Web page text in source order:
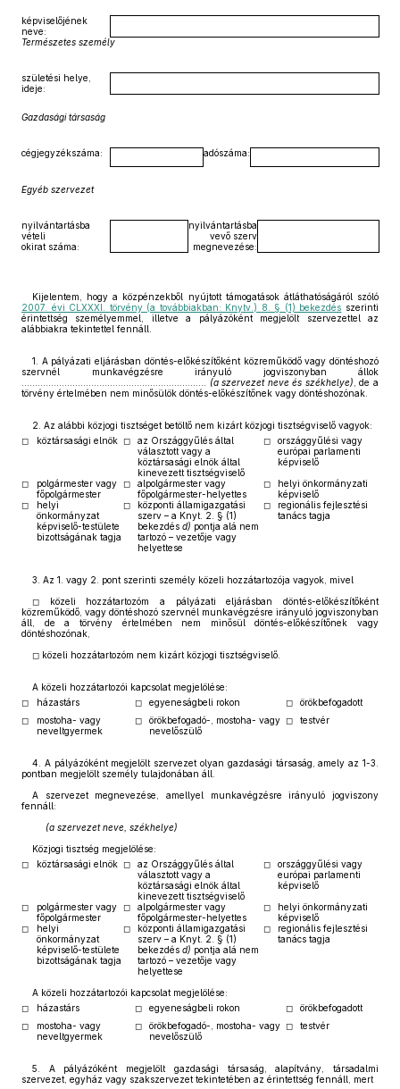
képviselőjének
neve:
Természetes személy
születési helye,
ideje:
Gazdasági társaság
cégjegyzékszáma: adószáma:
Egyéb szervezet
nyilvántartásba
vételi
okirat száma:
nyilvántartásba
vevő szerv
megnevezése:
Kijelentem, hogy a közpénzekből nyújtott támogatások átláthatóságáról szóló
2007. évi CLXXXI. törvény (a továbbiakban: Knytv.) 8. § (1) bekezdés szerinti
érintettség személyemmel, illetve a pályázóként megjelölt szervezettel az
alábbiakra tekintettel fennáll.
1.
A pályázati eljárásban döntés-előkészítőként közreműködő vagy döntéshozó
szervnél munkavégzésre irányuló jogviszonyban állok
(a szervezet neve és székhelye) , de a
törvény értelmében nem minősülök döntés-előkészítőnek vagy döntéshozónak.
2. Az alábbi közjogi tisztséget betöltő nem kizárt közjogi tisztségviselő vagyok:
◻
köztársasági elnök ◻
az Országgyűlés által
választott vagy a
köztársasági elnök által
kinevezett tisztségviselő
◻
országgyűlési vagy
európai parlamenti
képviselő
◻
polgármester vagy
főpolgármester
◻
alpolgármester vagy
főpolgármester-helyettes
◻
helyi önkormányzati
képviselő
◻
helyi
önkormányzat
képviselő-testülete
bizottságának tagja
◻
központi államigazgatási
szerv – a Knyt. 2. § (1)
bekezdés d) pontja alá nem
tartozó – vezetője vagy
helyettese
◻
regionális fejlesztési
tanács tagja
3. Az 1. vagy 2.
pont szerinti személy közeli hozzátartozója vagyok, mivel
◻ közeli hozzátartozóm a pályázati eljárásban döntés-előkészítőként
közreműködő, vagy döntéshozó szervnél munkavégzésre irányuló jogviszonyban
áll, de a törvény értelmében nem minősül döntés-előkészítőnek vagy
döntéshozónak,
◻ közeli hozzátartozóm nem kizárt közjogi tisztségviselő.
A közeli hozzátartozói kapcsolat megjelölése:
◻
házastárs ◻ egyeneságbeli rokon ◻
örökbefogadott
◻
mostoha- vagy
neveltgyermek
◻
örökbefogadó-, mostoha- vagy
nevelőszülő
◻ testvér
4.
A pályázóként megjelölt szervezet olyan gazdasági társaság, amely az 1-3.
pontban megjelölt személy tulajdonában áll.
A szervezet megnevezése, amellyel munkavégzésre irányuló jogviszony
fennáll:
(a szervezet neve, székhelye)
Közjogi tisztség megjelölése:
◻
köztársasági elnök ◻
az Országgyűlés által
választott vagy a
köztársasági elnök által
kinevezett tisztségviselő
◻
országgyűlési vagy
európai parlamenti
képviselő
◻
polgármester vagy
főpolgármester
◻
alpolgármester vagy
főpolgármester-helyettes
◻
helyi önkormányzati
képviselő
◻
helyi
önkormányzat
képviselő-testülete
bizottságának tagja
◻
központi államigazgatási
szerv – a Knyt. 2. § (1)
bekezdés d) pontja alá nem
tartozó – vezetője vagy
helyettese
◻
regionális fejlesztési
tanács tagja
A közeli hozzátartozói kapcsolat megjelölése:
◻
házastárs ◻ egyeneságbeli rokon ◻
örökbefogadott
◻
mostoha- vagy
neveltgyermek
◻
örökbefogadó-, mostoha- vagy
nevelőszülő
◻ testvér
5.
A pályázóként megjelölt gazdasági társaság, alapítvány, társadalmi
szervezet, egyház vagy szakszervezet tekintetében az érintettség fennáll, mert